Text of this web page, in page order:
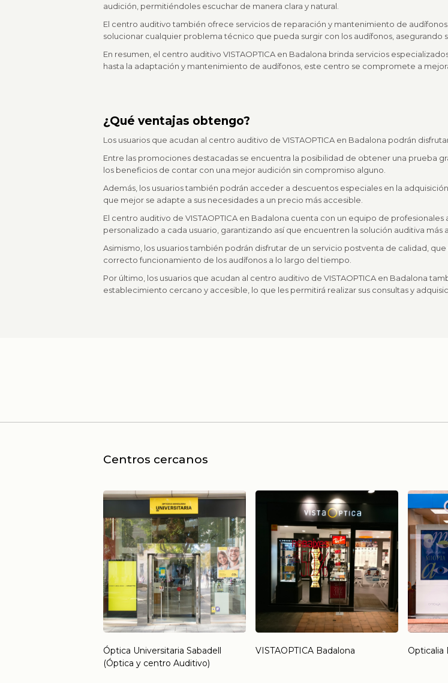
audición, permitiéndoles escuchar de manera clara y natural.
El centro auditivo también ofrece servicios de reparación y mantenimiento de
solucionar cualquier problema técnico que pueda surgir con los audífonos,
En resumen, el centro auditivo VISTAOPTICA en Badalona brinda servicios
hasta la adaptación y mantenimiento de audífonos, este centro se compromete a
¿Qué ventajas obtengo?
Los usuarios que acudan al centro auditivo de VISTAOPTICA en Badalona podrán
Entre las promociones destacadas se encuentra la posibilidad de obtener una prueba
los beneficios de contar con una mejor audición sin compromiso alguno.
Además, los usuarios también podrán acceder a descuentos especiales en la
que mejor se adapte a sus necesidades a un precio más accesible.
El centro auditivo de VISTAOPTICA en Badalona cuenta con un equipo de
personalizado a cada usuario, garantizando así que encuentren la solución auditiva más
Asimismo, los usuarios también podrán disfrutar de un servicio postventa de calidad,
correcto funcionamiento de los audífonos a lo largo del tiempo.
Por último, los usuarios que acudan al centro auditivo de VISTAOPTICA en Badalona
establecimiento cercano y accesible, lo que les permitirá realizar sus consultas y
Centros cercanos
Óptica Universitaria Sabadell
(Óptica y centro Auditivo)
VISTAOPTICA Badalona Opticalia